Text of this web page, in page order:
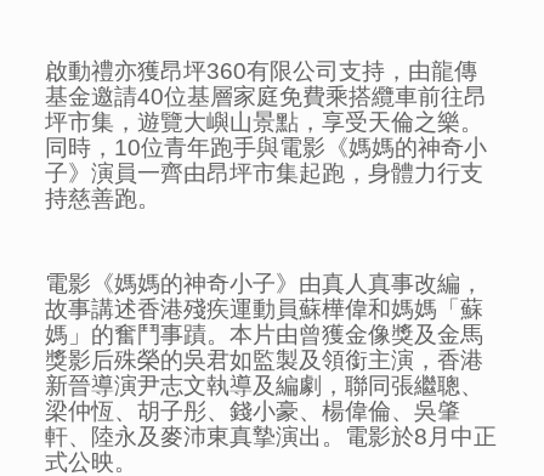
啟動禮亦獲昂坪360有限公司支持，由龍傳
基金邀請40位基層家庭免費乘搭纜車前往昂
坪市集，遊覽大嶼山景點，享受天倫之樂。
同時，10位青年跑手與電影《媽媽的神奇小
子》演員一齊由昂坪市集起跑，身體力行支
持慈善跑。
電影《媽媽的神奇小子》由真人真事改編，
故事講述香港殘疾運動員蘇樺偉和媽媽「蘇
媽」的奮鬥事蹟。本片由曾獲金像獎及金馬
獎影后殊榮的吳君如監製及領銜主演，香港
新晉導演尹志文執導及編劇，聯同張繼聰、
梁仲恆、胡子彤、錢小豪、楊偉倫、吳肇
軒、陸永及麥沛東真摯演出。電影於8月中正
式公映。